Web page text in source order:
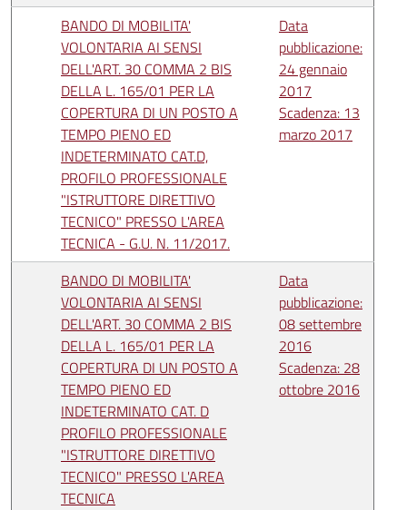
BANDO DI MOBILITA'
VOLONTARIA AI SENSI
DELL'ART. 30 COMMA 2 BIS
DELLA L. 165/01 PER LA
COPERTURA DI UN POSTO A
TEMPO PIENO ED
INDETERMINATO CAT.D,
PROFILO PROFESSIONALE
"ISTRUTTORE DIRETTIVO
TECNICO" PRESSO L'AREA
TECNICA - G.U. N. 11/2017.
Data
pubblicazione:
24 gennaio
2017
Scadenza: 13
marzo 2017
BANDO DI MOBILITA'
VOLONTARIA AI SENSI
DELL'ART. 30 COMMA 2 BIS
DELLA L. 165/01 PER LA
COPERTURA DI UN POSTO A
TEMPO PIENO ED
INDETERMINATO CAT. D
PROFILO PROFESSIONALE
"ISTRUTTORE DIRETTIVO
TECNICO" PRESSO L'AREA
TECNICA
Data
pubblicazione:
08 settembre
2016
Scadenza: 28
ottobre 2016